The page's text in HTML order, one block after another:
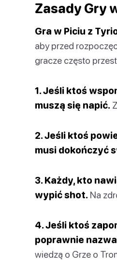
Zasady Gry
Gra w Piciu z
aby przed
gracze często
1. Jeśli ktoś
muszą się napić.
2. Jeśli ktoś
musi dokończyć
3. Każdy, kto
wypić shot. Na
4. Jeśli ktoś
poprawnie
wiedzą o Grze o